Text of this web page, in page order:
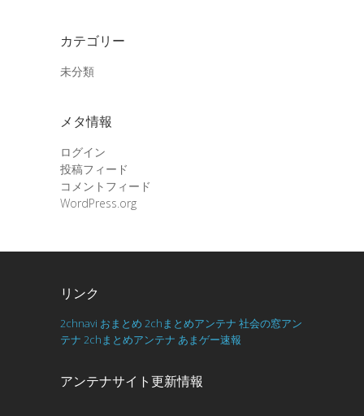
カテゴリー
未分類
メタ情報
ログイン
投稿フィード
コメントフィード
WordPress.org
リンク
2chnavi おまとめ 2chまとめアンテナ 社会の窓アン
テナ 2chまとめアンテナ あまゲー速報
アンテナサイト更新情報